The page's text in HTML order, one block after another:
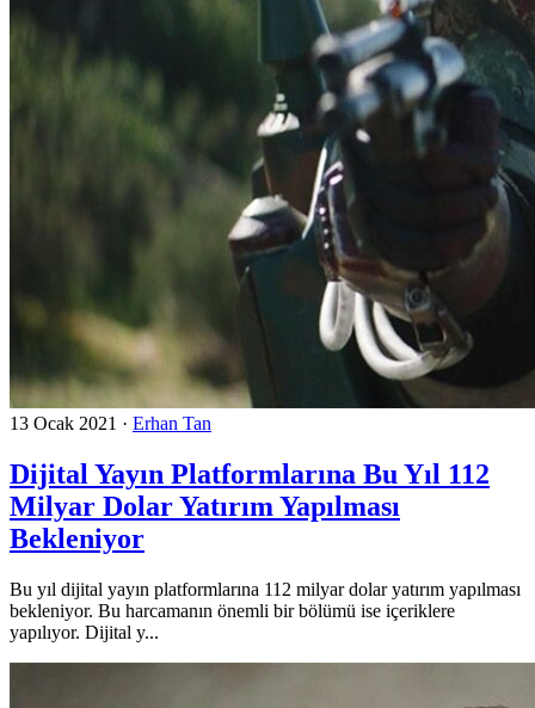
13 Ocak 2021 · Erhan Tan
Dijital Yayın Platformlarına Bu Yıl 112
Milyar Dolar Yatırım Yapılması
Bekleniyor
Bu yıl dijital yayın platformlarına 112 milyar dolar yatırım yapılması
bekleniyor. Bu harcamanın önemli bir bölümü ise içeriklere
yapılıyor. Dijital y...